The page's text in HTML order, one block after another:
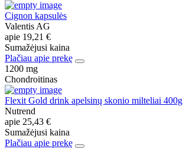
Cignon kapsulės
Valentis AG
apie 19,21 €
Sumažėjusi kaina
Plačiau apie prekę
1200 mg
Chondroitinas
Flexit Gold drink apelsinų skonio milteliai 400g
Nutrend
apie 25,43 €
Sumažėjusi kaina
Plačiau apie prekę